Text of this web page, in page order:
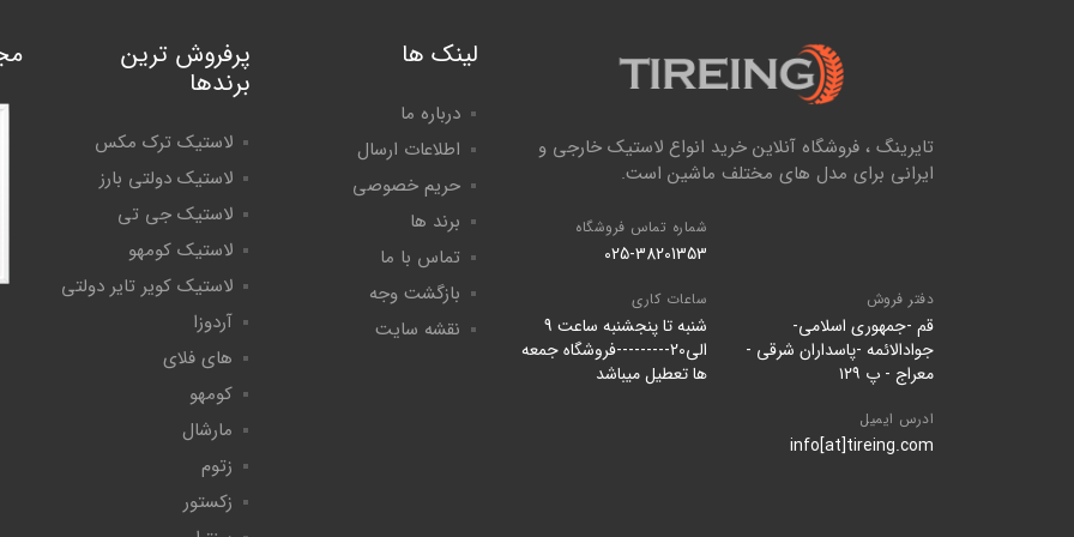
تایرینگ ، فروشگاه آنلاین خرید انواع لاستیک خارجی و
ایرانی برای مدل های مختلف ماشین است.
شماره تماس فروشگاه
025-38201353
دفتر فروش
قم -جمهوری اسلامی-
جوادالائمه -پاسداران شرقی -
معراج - پ ۱۲۹
ساعات کاری
شنبه تا پنجشنبه ساعت 9
الی20---------فروشگاه جمعه
ها تعطیل میباشد
ادرس ایمیل
info[at]tireing.com
لینک ها
درباره ما
اطلاعات ارسال
حریم خصوصی
برند ها
تماس با ما
بازگشت وجه
نقشه سایت
پرفروش ترین
برندها
لاستیک ترک مکس
لاستیک دولتی بارز
لاستیک جی تی
لاستیک کومهو
لاستیک کویر تایر دولتی
آردوزا
های فلای
کومهو
مارشال
زتوم
زکستور